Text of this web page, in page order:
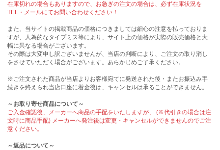
在庫切れの場合もありますので、お急ぎの注文の場合は、必ず在庫状況を
TEL・メールにてお問い合わせください！
また、当サイトの掲載商品の価格につきましては細心の注意を払っておりま
すが、人為的なタイプミス等により、サイト上の価格が実際の販売価格と大
幅に異なる場合がございます。
その際は大変申し訳ございませんが、当店の判断により、ご注文の取り消し
をさせていただく場合がございます。あらかじめご了承ください。
※ご注文された商品が当店よりお客様宛てに発送された後・またお振込み手
続きを終えられ当店口座に着金後は、キャンセルは承ることができません。
～お取り寄せ商品について～
ご入金確認後、メーカーへ商品の手配をいたしますが、 (※代引きの場合は注
文時に商品手配) メーカーへ発注後は変更・キャンセルができませんのでご注
意ください。
～返品について～